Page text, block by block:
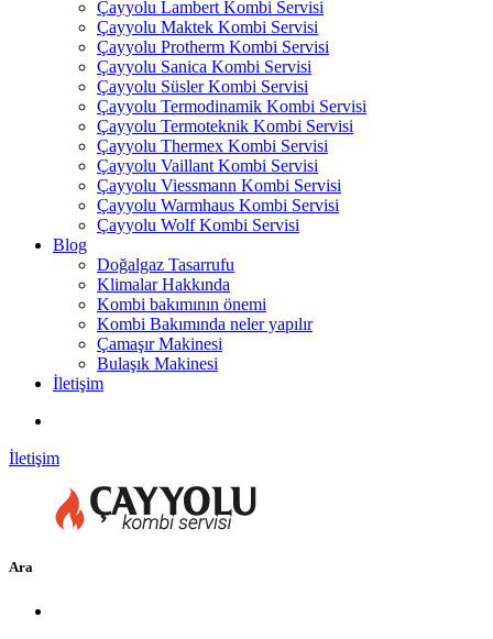
Çayyolu Lambert Kombi Servisi
Çayyolu Maktek Kombi Servisi
Çayyolu Protherm Kombi Servisi
Çayyolu Sanica Kombi Servisi
Çayyolu Süsler Kombi Servisi
Çayyolu Termodinamik Kombi Servisi
Çayyolu Termoteknik Kombi Servisi
Çayyolu Thermex Kombi Servisi
Çayyolu Vaillant Kombi Servisi
Çayyolu Viessmann Kombi Servisi
Çayyolu Warmhaus Kombi Servisi
Çayyolu Wolf Kombi Servisi
Blog
Doğalgaz Tasarrufu
Klimalar Hakkında
Kombi bakımının önemi
Kombi Bakımında neler yapılır
Çamaşır Makinesi
Bulaşık Makinesi
İletişim
İletişim
Ara